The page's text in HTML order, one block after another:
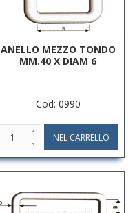
ANELLO MEZZO TONDO
MM.40 X DIAM 6
Cod: 0990